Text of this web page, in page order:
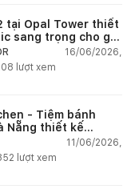
tại Opal Tower thiết
sang trọng cho gia
16/06/2026,
lượt xem
- Tiệm bánh
Nẵng thiết kế
nghiệp hiện đại
sáng tự nhiên
11/06/2026,
lượt xem